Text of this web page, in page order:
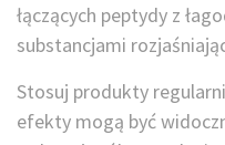
łączących peptydy z
substancjami
Stosuj produkty
efekty mogą być